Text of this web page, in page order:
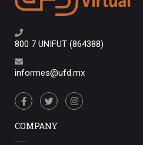
800 7 UNIFUT (864388)
informes@ufd.mx
COMPANY